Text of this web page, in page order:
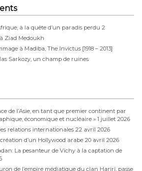
à la quête d’un paradis perdu 2
Ziad Medoukh
à Madiba, The Invictus [1918 – 2013]
Sarkozy, un champ de ruines
de l’Asie, en tant que premier continent par
économique et nucléaire » 1 juillet 2026
relations internationales 22 avril 2026
d’un Hollywood arabe 20 avril 2026
La pesanteur de Vichy à la captation de
de l’empire médiatique du clan Hariri, passe